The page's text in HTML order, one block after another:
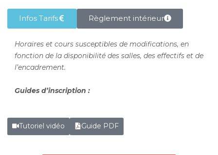
Infos Tarifs Règlement intérieur
Horaires et cours susceptibles de modifications, en
fonction de la disponibilité des salles, des effectifs et de
l’encadrement.
Guides d’inscription :
Tutoriel vidéo Guide PDF